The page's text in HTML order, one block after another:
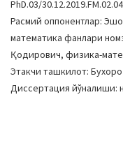
PhD.03/30.12.2019.FM.02.04
Расмий оппонентлар:
математика фанлари
Қодирович, физика-
Этакчи ташкилот:
Диссертация йўналиши: